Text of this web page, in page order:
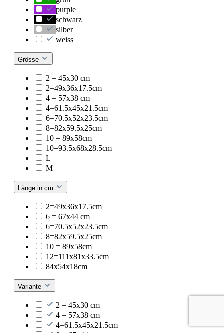
purple
schwarz
silber
weiss
Grösse
2 = 45x30 cm
2=49x36x17.5cm
4 = 57x38 cm
4=61.5x45x21.5cm
6=70.5x52x23.5cm
8=82x59.5x25cm
10 = 89x58cm
10=93.5x68x28.5cm
L
M
Länge in cm
2=49x36x17.5cm
6 = 67x44 cm
6=70.5x52x23.5cm
8=82x59.5x25cm
10 = 89x58cm
12=111x81x33.5cm
84x54x18cm
Variante
2 = 45x30 cm
4 = 57x38 cm
4=61.5x45x21.5cm